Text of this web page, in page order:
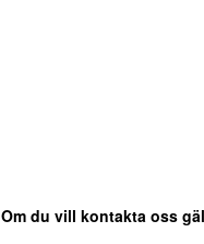
Om du vill kontakta oss